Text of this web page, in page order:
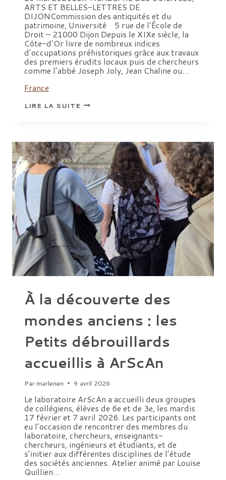
ARTS ET BELLES-LETTRES DE
DIJONCommission des antiquités et du
patrimoine, Université 5 rue de l’École de
Droit – 21000 Dijon Depuis le XIXe siècle, la
Côte-d’Or livre de nombreux indices
d’occupations préhistoriques grâce aux travaux
des premiers érudits locaux puis de chercheurs
comme l’abbé Joseph Joly, Jean Chaline ou…
France
LIRE LA SUITECONFÉRENCE
|
D’OR
:
150
ANS
D’ARCHÉOLOGIE
ENTRE
EXPLORATIONS
D’ANTAN
ET
RÉEXAMENS
RÉCENTS,
MARIA
LORENZO-
MARTINE
À la découverte des
mondes anciens : les
Petits débrouillards
accueillis à ArScAn
Par marlenen 9 avril 2026
Le laboratoire ArScAn a accueilli deux groupes
de collégiens, élèves de 6e et de 3e, les mardis
17 février et 7 avril 2026. Les participants ont
eu l’occasion de rencontrer des membres du
laboratoire, chercheurs, enseignants-
chercheurs, ingénieurs et étudiants, et de
s’initier aux différentes disciplines de l’étude
des sociétés anciennes. Atelier animé par Louise
Quillien…